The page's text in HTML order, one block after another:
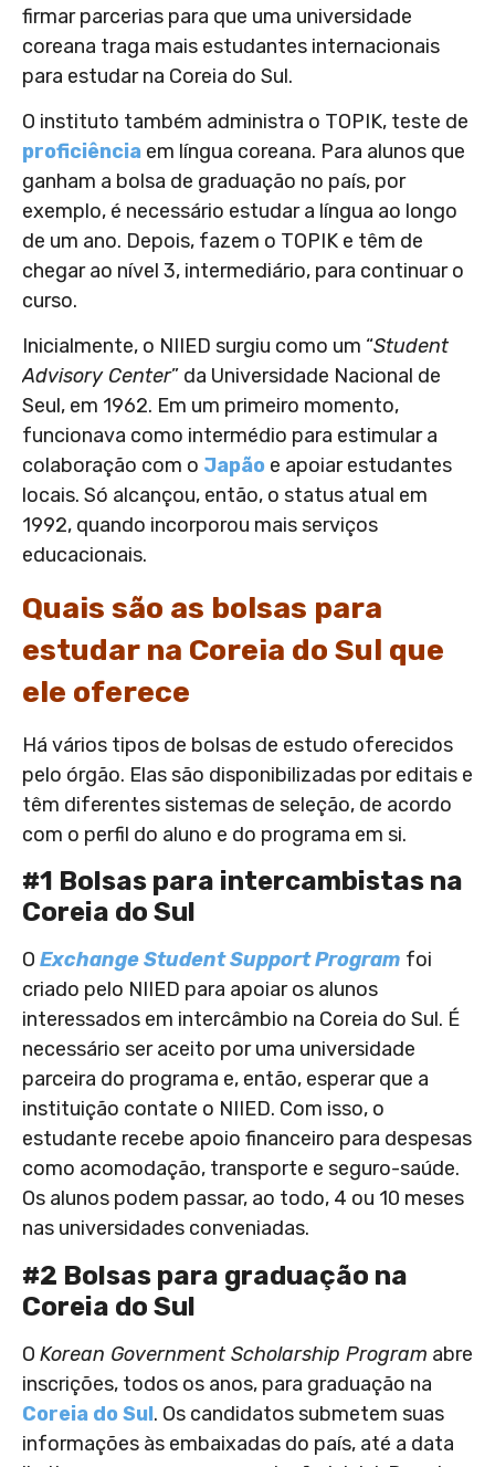
firmar parcerias para que uma universidade
coreana traga mais estudantes internacionais
para estudar na Coreia do Sul.
O instituto também administra o TOPIK, teste de
proficiência em língua coreana. Para alunos que
ganham a bolsa de graduação no país, por
exemplo, é necessário estudar a língua ao longo
de um ano. Depois, fazem o TOPIK e têm de
chegar ao nível 3, intermediário, para continuar o
curso.
Inicialmente, o NIIED surgiu como um “Student
Advisory Center” da Universidade Nacional de
Seul, em 1962. Em um primeiro momento,
funcionava como intermédio para estimular a
colaboração com o Japão e apoiar estudantes
locais. Só alcançou, então, o status atual em
1992, quando incorporou mais serviços
educacionais.
Quais são as bolsas para
estudar na Coreia do Sul que
ele oferece
Há vários tipos de bolsas de estudo oferecidos
pelo órgão. Elas são disponibilizadas por editais e
têm diferentes sistemas de seleção, de acordo
com o perfil do aluno e do programa em si.
#1 Bolsas para intercambistas na
Coreia do Sul
O Exchange Student Support Program foi
criado pelo NIIED para apoiar os alunos
interessados em intercâmbio na Coreia do Sul. É
necessário ser aceito por uma universidade
parceira do programa e, então, esperar que a
instituição contate o NIIED. Com isso, o
estudante recebe apoio financeiro para despesas
como acomodação, transporte e seguro-saúde.
Os alunos podem passar, ao todo, 4 ou 10 meses
nas universidades conveniadas.
#2 Bolsas para graduação na
Coreia do Sul
O Korean Government Scholarship Program abre
inscrições, todos os anos, para graduação na
Coreia do Sul. Os candidatos submetem suas
informações às embaixadas do país, até a data